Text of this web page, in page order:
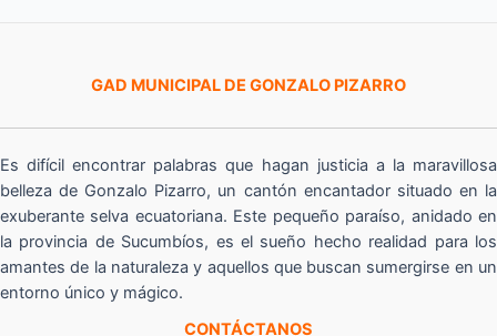
GAD MUNICIPAL DE GONZALO PIZARRO
Es difícil encontrar palabras que hagan justicia a la maravillosa
belleza de Gonzalo Pizarro, un cantón encantador situado en la
exuberante selva ecuatoriana. Este pequeño paraíso, anidado en
la provincia de Sucumbíos, es el sueño hecho realidad para los
amantes de la naturaleza y aquellos que buscan sumergirse en un
entorno único y mágico.
CONTÁCTANOS